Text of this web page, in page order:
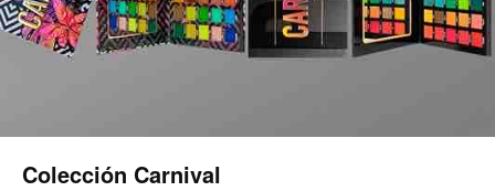
Colección Carnival